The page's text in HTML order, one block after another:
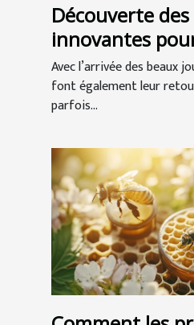
Découverte
innovantes
les moustiques
Avec l’arrivée des beaux
font également leur
parfois...